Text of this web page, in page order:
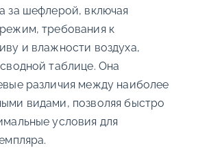
за шефлерой, включая
требования к
и влажности воздуха,
таблице. Она
различия между наиболее
видами, позволяя быстро
условия для